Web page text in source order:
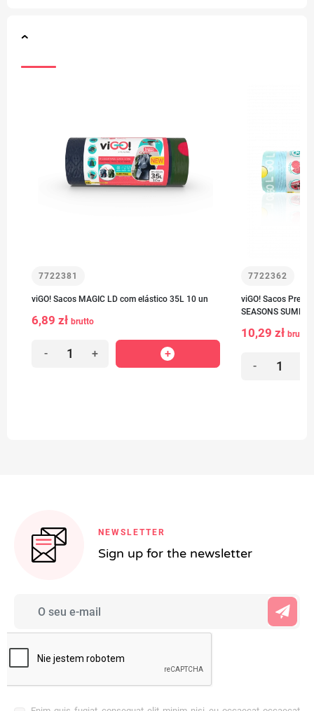
7722381
viGO! Sacos MAGIC LD com elástico 35L 10 un
6,89 zł brutto
- +
7722362
viGO! Sacos
SEASONS
10,29 zł brutto
-
NEWSLETTER
Sign up for the newsletter